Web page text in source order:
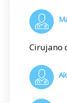
Cirujano